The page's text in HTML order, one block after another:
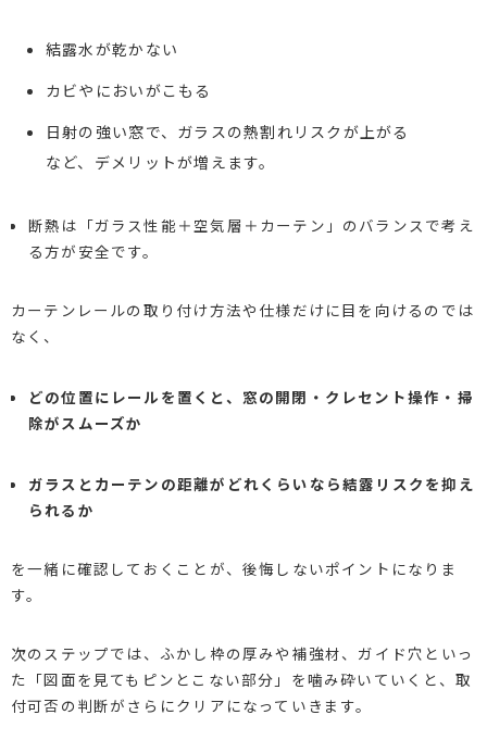
結露水が乾かない
カビやにおいがこもる
日射の強い窓で、ガラスの熱割れリスクが上がる
など、デメリットが増えます。
断熱は「ガラス性能＋空気層＋カーテン」のバランスで考え
る方が安全です。
カーテンレールの取り付け方法や仕様だけに目を向けるのでは
なく、
どの位置にレールを置くと、窓の開閉・クレセント操作・掃
除がスムーズか
ガラスとカーテンの距離がどれくらいなら結露リスクを抑え
られるか
を一緒に確認しておくことが、後悔しないポイントになりま
す。
次のステップでは、ふかし枠の厚みや補強材、ガイド穴といっ
た「図面を見てもピンとこない部分」を噛み砕いていくと、取
付可否の判断がさらにクリアになっていきます。